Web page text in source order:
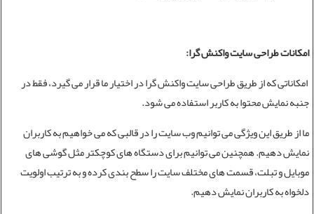
امکانات طراحی سایت واکنش گرا:
امکاناتی که از طریقطراحی سایتواکنش گرا در اختیار ما قرار می گیرد، فقط در
جنبه نمایش محتوا به کاربر استفاده می شود.
ما از طریق این ویژگی می توانیم وب سایت را در قالبی که می خواهیم به کاربران
نمایش دهیم. همچنین می توانیم برای دستگاه های کوچکتر مثل گوشی های
موبایل و تبلت، قسمت های مختلف سایت را سطح بندی کرده و به ترتیب اولویت
دلخواه به کاربران نمایش دهیم.